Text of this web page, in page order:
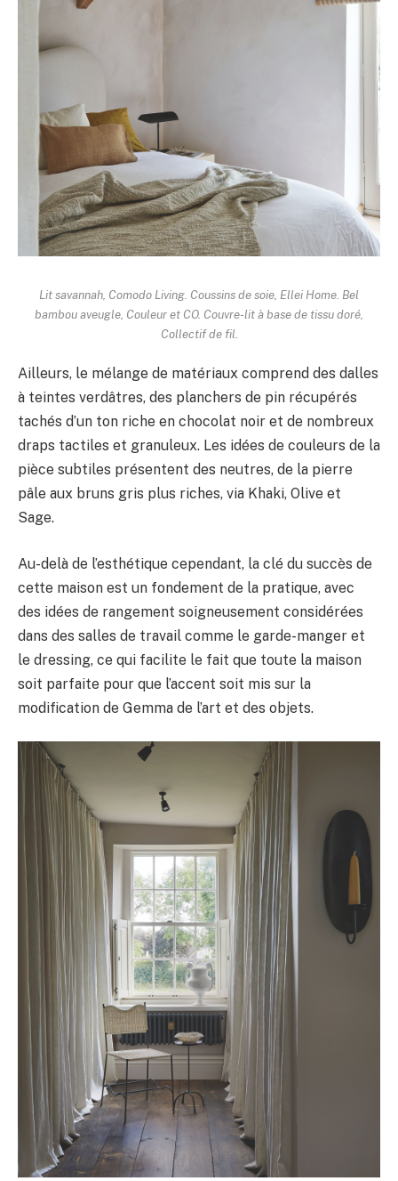
Lit savannah, Comodo Living . Coussins de soie, Ellei Home . Bel
bambou aveugle, Couleur et CO. Couvre-lit à base de tissu doré,
Collectif de fil
Ailleurs, le mélange de matériaux comprend des dalles
à teintes verdâtres, des planchers de pin récupérés
tachés d’un ton riche en chocolat noir et de nombreux
draps tactiles et granuleux. Les idées de couleurs de la
pièce subtiles présentent des neutres, de la pierre
pâle aux bruns gris plus riches, via Khaki, Olive et
Sage.
Au-delà de l’esthétique cependant, la clé du succès de
cette maison est un fondement de la pratique, avec
des idées de rangement soigneusement considérées
dans des salles de travail comme le garde-manger et
le dressing, ce qui facilite le fait que toute la maison
soit parfaite pour que l’accent soit mis sur la
modification de Gemma de l’art et des objets.